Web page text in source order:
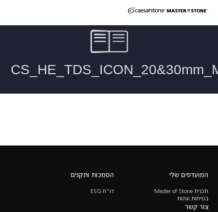
מפרט טכני למשטחי ICON אבן קיסר – 30 מ"מ
המועדפים שלי
תכנית Master of Stone
בטיחות וגהות
הסמכות ותקנים
דו”ח ESG
צור קשר